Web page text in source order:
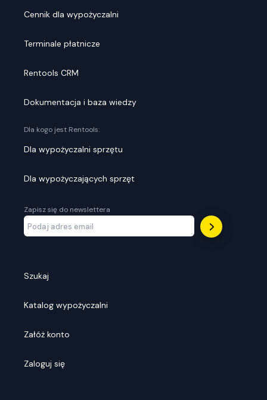
Cennik dla wypożyczalni
Terminale płatnicze
Rentools CRM
Dokumentacja i baza wiedzy
Dla kogo jest Rentools:
Dla wypożyczalni sprzętu
Dla wypożyczających sprzęt
Zapisz się do newslettera
Szukaj
Katalog wypożyczalni
Załóż konto
Zaloguj się